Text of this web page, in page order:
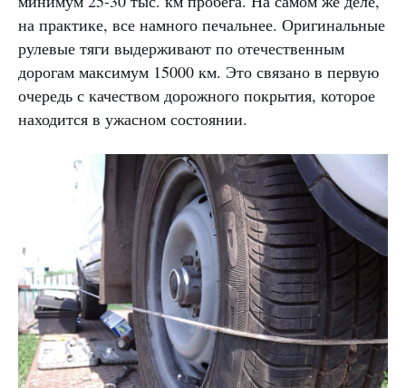
на практике, все намного печальнее. Оригинальные
рулевые тяги выдерживают по отечественным
дорогам максимум 15000 км. Это связано в первую
очередь с качеством дорожного покрытия, которое
находится в ужасном состоянии.